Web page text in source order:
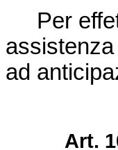
Per
ad
Art.